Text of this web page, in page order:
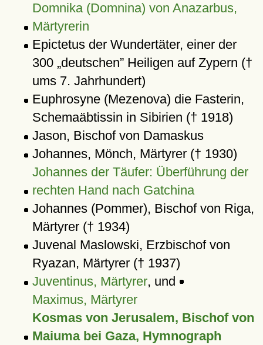
Domnika (Domnina) von Anazarbus,
Märtyrerin
Epictetus der Wundertäter, einer der
300 deutschen Heiligen auf Zypern (†
ums 7. Jahrhundert)
Euphrosyne (Mezenova) die Fasterin,
Schemaäbtissin in Sibirien († 1918)
Jason, Bischof von Damaskus
Johannes, Mönch, Märtyrer († 1930)
Johannes der Täufer: Überführung der
rechten Hand nach Gatchina
Johannes (Pommer), Bischof von Riga,
Märtyrer († 1934)
Juvenal Maslowski, Erzbischof von
Ryazan, Märtyrer († 1937)
Juventinus, Märtyrer, und
Maximus, Märtyrer
Kosmas von Jerusalem, Bischof von
Maiuma bei Gaza, Hymnograph